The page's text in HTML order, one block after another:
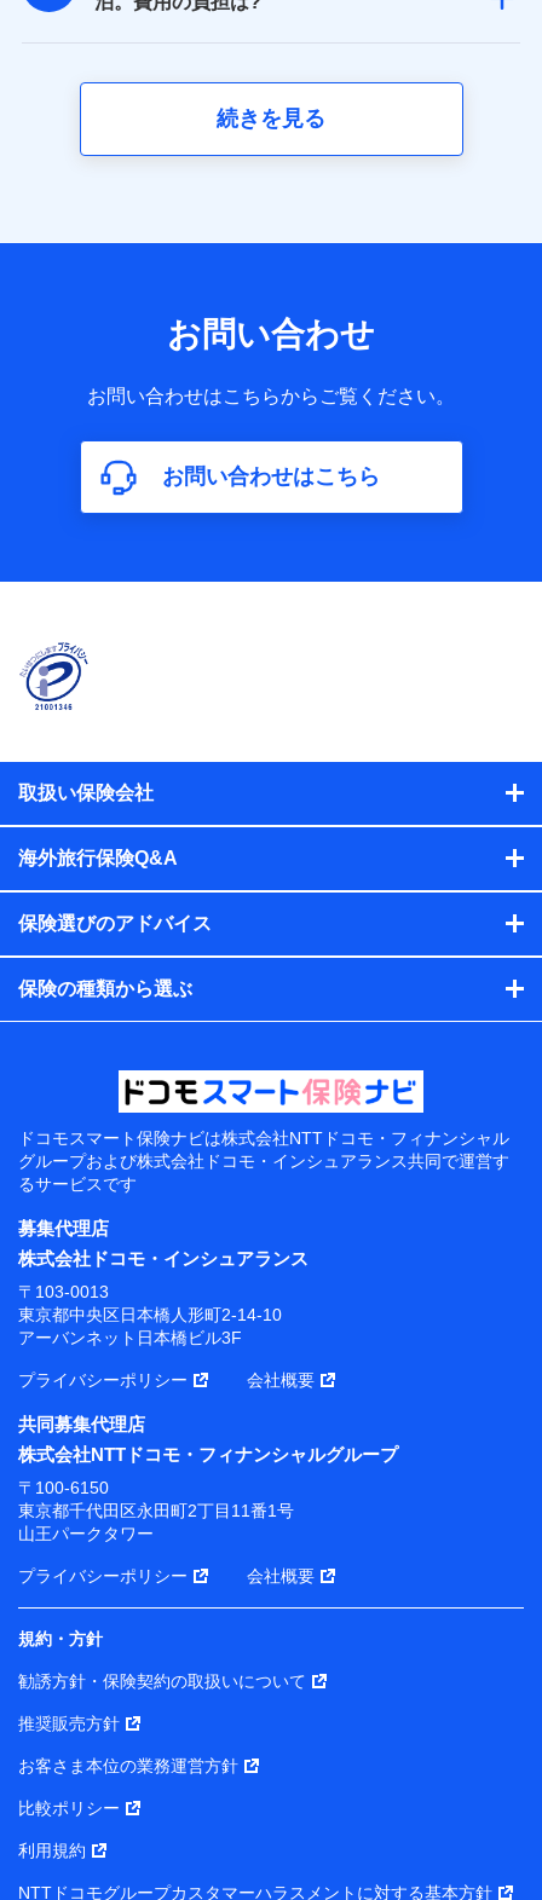
続きを見る
お問い合わせ
お問い合わせはこちらからご覧ください。
お問い合わせはこちら
取扱い保険会社
海外旅行保険Q&A
保険選びのアドバイス
保険の種類から選ぶ
ドコモスマート保険ナビは株式会社NTTドコモ・フィナンシャル
グループおよび株式会社ドコモ・インシュアランス共同で運営す
るサービスです
募集代理店
株式会社ドコモ・インシュアランス
〒103-0013
東京都中央区日本橋人形町2-14-10
アーバンネット日本橋ビル3F
プライバシーポリシー 会社概要
共同募集代理店
株式会社NTTドコモ・フィナンシャルグループ
〒100-6150
東京都千代田区永田町2丁目11番1号
山王パークタワー
プライバシーポリシー 会社概要
規約・方針
勧誘方針・保険契約の取扱いについて
推奨販売方針
お客さま本位の業務運営方針
比較ポリシー
利用規約
NTTドコモグループカスタマーハラスメントに対する基本方針